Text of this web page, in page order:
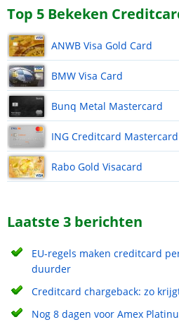
Top 5 Bekeken
ANWB Visa Gold Card
BMW Visa Card
Bunq Metal Mastercard
ING Creditcard Mastercard
Rabo Gold Visacard
Laatste 3 berichten
EU-regels maken creditcard
duurder
Creditcard chargeback: zo
Nog 8 dagen voor Amex